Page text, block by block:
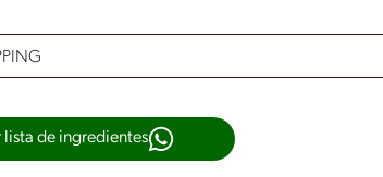
de ingredientes